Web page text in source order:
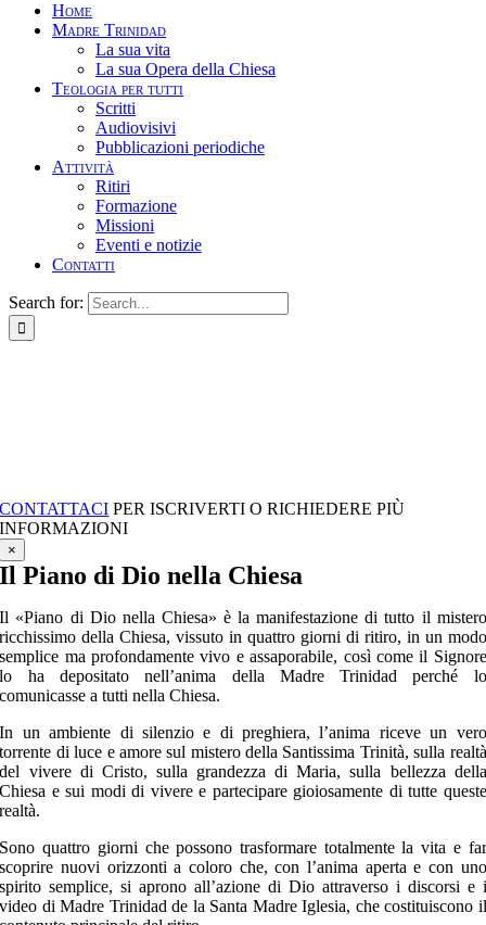
Home
Madre Trinidad
La sua vita
La sua Opera della Chiesa
Teologia per tutti
Scritti
Audiovisivi
Pubblicazioni periodiche
Attività
Ritiri
Formazione
Missioni
Eventi e notizie
Contatti
Search for:
CONTATTACI PER ISCRIVERTI O RICHIEDERE PIÙ
INFORMAZIONI
×
Il Piano di Dio nella Chiesa
Il «Piano di Dio nella Chiesa» è la manifestazione di tutto il mistero
ricchissimo della Chiesa, vissuto in quattro giorni di ritiro, in un modo
semplice ma profondamente vivo e assaporabile, così come il Signore
lo ha depositato nell’anima della Madre Trinidad perché lo
comunicasse a tutti nella Chiesa.
In un ambiente di silenzio e di preghiera, l’anima riceve un vero
torrente di luce e amore sul mistero della Santissima Trinità, sulla realtà
del vivere di Cristo, sulla grandezza di Maria, sulla bellezza della
Chiesa e sui modi di vivere e partecipare gioiosamente di tutte queste
realtà.
Sono quattro giorni che possono trasformare totalmente la vita e far
scoprire nuovi orizzonti a coloro che, con l’anima aperta e con uno
spirito semplice, si aprono all’azione di Dio attraverso i discorsi e i
video di Madre Trinidad de la Santa Madre Iglesia, che costituiscono il